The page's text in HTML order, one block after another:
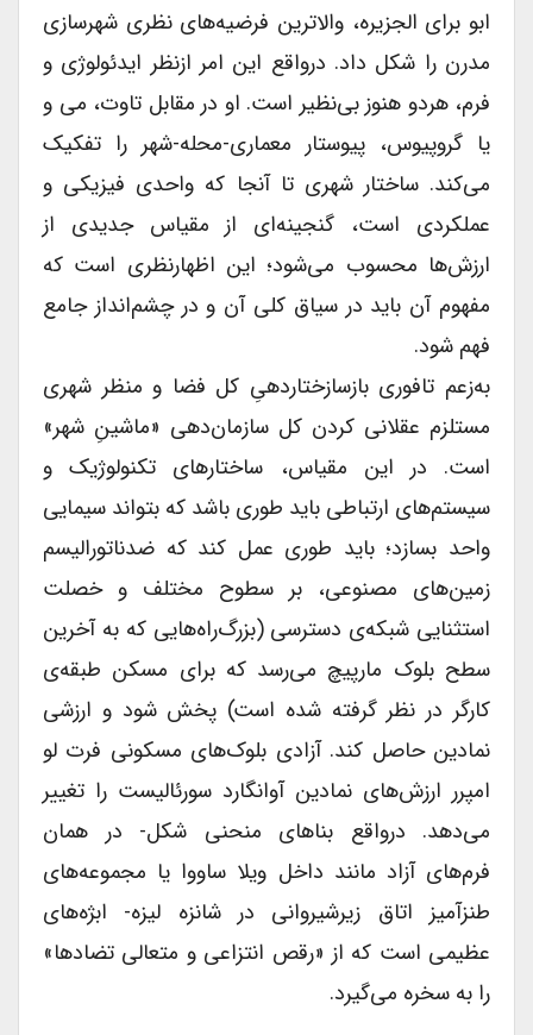
ابو برای الجزیره، والاترین فرضیه‌های نظری شهرسازی
مدرن را شکل داد. درواقع این امر ازنظر ایدئولوژی و
فرم، هردو هنوز بی‌نظیر است. او در مقابل تاوت، می و
یا گروپیوس، پیوستار معماری-محله-شهر را تفکیک
می‌کند. ساختار شهری تا آنجا که واحدی فیزیکی و
عملکردی است، گنجینه‌ای از مقیاس جدیدی از
ارزش‌ها محسوب می‌شود؛ این اظهارنظری است که
مفهوم آن باید در سیاق کلی آن و در چشم‌انداز جامع
فهم شود.
به‌زعم تافوری بازسازختاردهیِ کل فضا و منظر شهری
مستلزم عقلانی کردن کل سازمان‌دهی «ماشینِ شهر»
است. در این مقیاس، ساختارهای تکنولوژیک و
سیستم‌های ارتباطی باید طوری باشد که بتواند سیمایی
واحد بسازد؛ باید طوری عمل کند که ضدناتورالیسم
زمین‌های مصنوعی، بر سطوح مختلف و خصلت
استثنایی شبکه‌ی دسترسی (بزرگ‌راه‌هایی که به آخرین
سطح بلوک مارپیچ می‌رسد که برای مسکن طبقه‌ی
کارگر در نظر گرفته شده است) پخش شود و ارزشی
نمادین حاصل کند. آزادی بلوک‌های مسکونی فرت لو
امپرر ارزش‌های نمادین آوانگارد سورئالیست را تغییر
می‌دهد. درواقع بناهای منحنی شکل- در همان
فرم‌های آزاد مانند داخل ویلا ساووا یا مجموعه‌های
طنزآمیز اتاق زیرشیروانی در شانزه لیزه- ابژه‌های
عظیمی است که از «رقص انتزاعی و متعالی تضادها»
را به سخره می‌گیرد.